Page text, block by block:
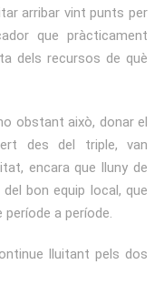
arribar vint punts per
que pràcticament
dels recursos de què
obstant això, donar el
des del triple, van
encara que lluny de
bon equip local, que
a període.
lluitant pels dos